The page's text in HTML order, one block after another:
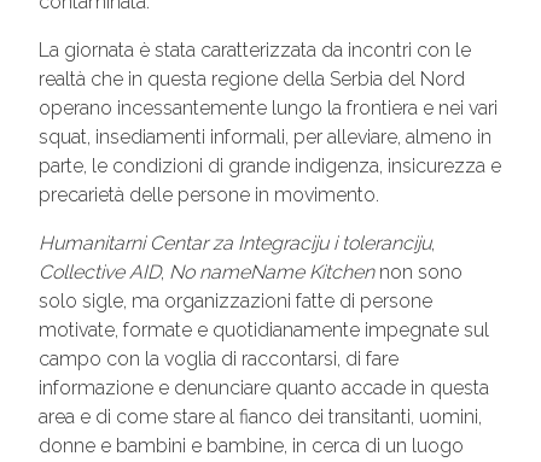
La giornata è stata caratterizzata da incontri con le
realtà che in questa regione della Serbia del Nord
operano incessantemente lungo la frontiera e nei vari
squat, insediamenti informali, per alleviare, almeno in
parte, le condizioni di grande indigenza, insicurezza e
precarietà delle persone in movimento.
Humanitarni Centar za Integraciju i toleranciju,
Collective AID, No nameName Kitchennon sono
solo sigle, ma organizzazioni fatte di persone
motivate, formate e quotidianamente impegnate sul
campo con la voglia di raccontarsi, di fare
informazione e denunciare quanto accade in questa
area e di come stare al fianco dei transitanti, uomini,
donne e bambini e bambine, in cerca di un luogo